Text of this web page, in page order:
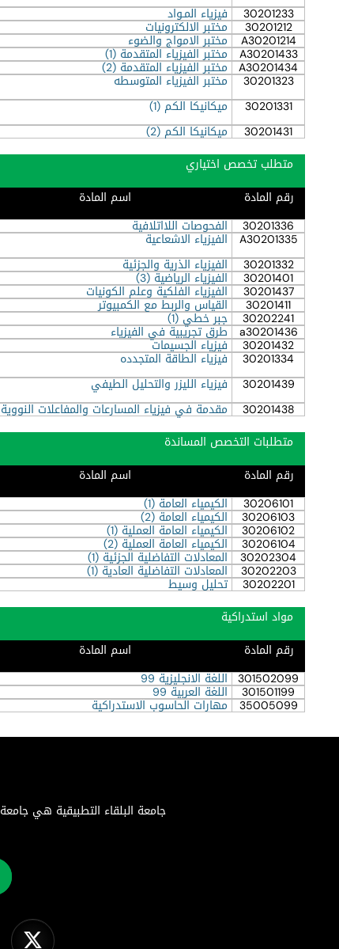
30201233
فيزياء المـواد
30201212 مختبر الالكترونيات
A30201214 مختبر الامواج والضوء
A30201433 مختبر الفيزياء المتقدمة (1)
A30201434 مختبر الفيزياء المتقدمة (2)
30201323 مختبر الفيزياء المتوسطه
30201331
ميكانيكا الكم (1)
30201431
ميكانيكا الكم (2)
متطلب تخصص اختياري
رقم المادة اسم المادة
30201336 الفحوصات اللااتلافية
A30201335 الفيزياء الاشعاعية
30201332
الفيزياء الذرية والجزئية
30201401 الفيزياء الرياضية (3)
30201437 الفيزياء الفلكية وعلم الكونيات
30201411 القياس والربط مع الكمبيوتر
30202241 جبر خطي (1)
a30201436 طرق تجريبية في الفيزياء
30201432 فيزياء الجسيمات
30201334 فيزياء الطاقة المتجدده
30201439
فيزياء الليزر والتحليل الطيفي
30201438
مقدمة في فيزياء المسارعات والمفاعلات النووية
متطلبات التخصص المساندة
رقم المادة اسم المادة
30206101 الكيمياء العامة (1)
30206103 الكيمياء العامة (2)
30206102 الكيمياء العامة العملية (1)
30206104 الكيمياء العامة العملية (2)
30202304 المعادلات التفاضلية الجزئية (1)
30202203 المعادلات التفاضلية العادية (1)
30202201 تحليل وسيط
مواد استدراكية
رقم المادة اسم المادة
301502099 اللغة الانجليزية 99
301501199 اللغة العربية 99
35005099 مهارات الحاسوب الاستدراكية